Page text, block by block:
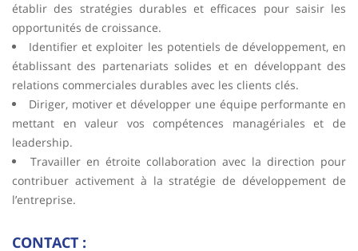
établir des stratégies durables et efficaces pour saisir les
opportunités de croissance.
Identifier et exploiter les potentiels de développement, en
établissant des partenariats solides et en développant des
relations commerciales durables avec les clients clés.
Diriger, motiver et développer une équipe performante en
mettant en valeur vos compétences managériales et de
leadership.
Travailler en étroite collaboration avec la direction pour
contribuer activement à la stratégie de développement de
l’entreprise.
CONTACT :